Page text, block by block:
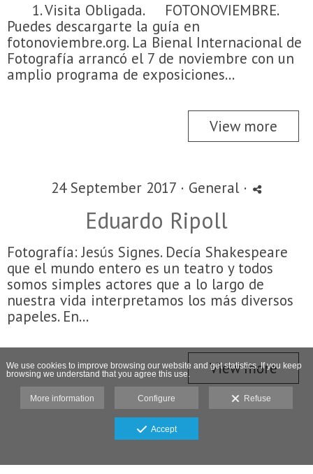
1. Visita Obligada. FOTONOVIEMBRE.
Puedes descargarte la guía en
fotonoviembre.org. La Bienal Internacional de
Fotografía arrancó el 7 de noviembre con un
amplio programa de exposiciones...
View more
24 September 2017 · General·
Eduardo Ripoll
Fotografía: Jesús Signes. Decía Shakespeare
que el mundo entero es un teatro y todos
somos simples actores que a lo largo de
nuestra vida interpretamos los más diversos
papeles. En...
View more
We use cookies to improve browsing our website and get statistics. If you keep
browsing we understand that you agree this use.
More information Configure Refuse
Accept